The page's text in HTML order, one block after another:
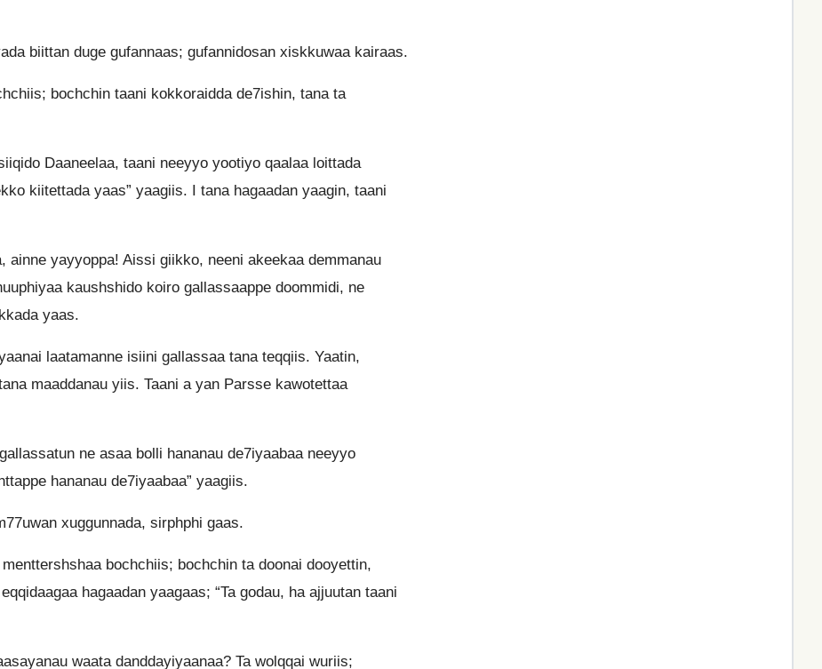
biittan duge gufannaas; gufannidosan xiskkuwaa kairaas.
bochchin taani kokkoraidda de7ishin, tana ta
Daaneelaa, taani neeyyo yootiyo qaalaa loittada
kiitettada yaas” yaagiis. I tana hagaadan yaagin, taani
ainne yayyoppa! Aissi giikko, neeni akeekaa demmanau
kaushshido koiro gallassaappe doommidi, ne
yaas.
laatamanne isiini gallassaa tana teqqiis. Yaatin,
maaddanau yiis. Taani a yan Parsse kawotettaa
ne asaa bolli hananau de7iyaabaa neeyyo
hananau de7iyaabaa” yaagiis.
xuggunnada, sirphphi gaas.
bochchiis; bochchin ta doonai dooyettin,
hagaadan yaagaas; “Ta godau, ha ajjuutan taani
waata danddayiyaanaa? Ta wolqqai wuriis;